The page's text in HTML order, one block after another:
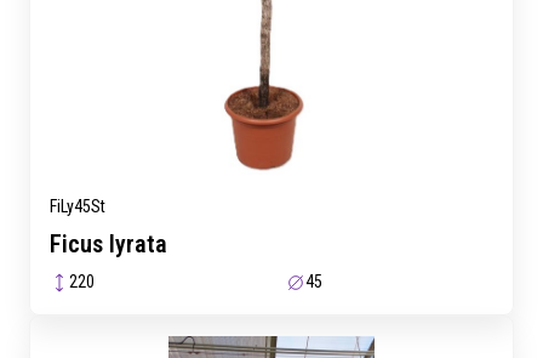
FiLy45St
Ficus lyrata
220 45